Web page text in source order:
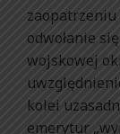
zaopatrzeniu
odwołanie
wojskowej
kolei
emerytur